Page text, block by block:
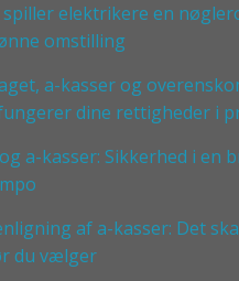
elektrikere en
omstilling
a-kasser og
dine rettigheder i
a-kasser: Sikkerhed i en
af a-kasser: Det
du vælger